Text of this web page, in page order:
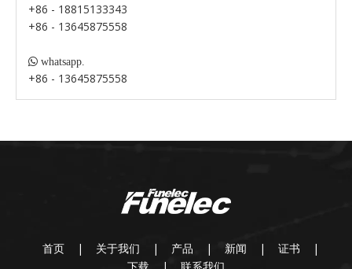
+86 - 18815133343
+86 - 13645875558
 whatsapp.
+86 - 13645875558
首页 | 关于我们 | 产品 | 新闻 | 证书
|